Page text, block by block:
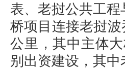
表、老挝公共工
桥项目连接老挝
公里，其中主体
别出资建设，其